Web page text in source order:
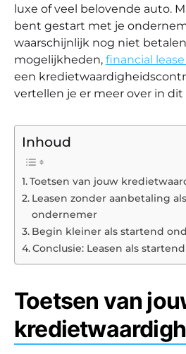
luxe of veel belovende auto.
bent gestart met je
waarschijnlijk nog niet
mogelijkheden, financial
een
vertellen je er meer over in dit
Inhoud
Toetsen van jouw
Leasen zonder aanbetaling
ondernemer
Begin kleiner als startend
Conclusie: Leasen als
Toetsen van